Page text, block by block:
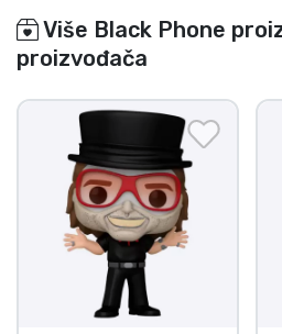
Više Black Phone
proizvođača